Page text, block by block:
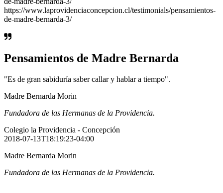
https://www.laprovidenciaconcepcion.cl/testimonials/pensamientos-
de-madre-bernarda-3/
Pensamientos de Madre Bernarda
"Es de gran sabiduría saber callar y hablar a tiempo".
Madre Bernarda Morin
Fundadora de las Hermanas de la Providencia.
Colegio la Providencia - Concepción
2018-07-13T18:19:23-04:00
Madre Bernarda Morin
Fundadora de las Hermanas de la Providencia.